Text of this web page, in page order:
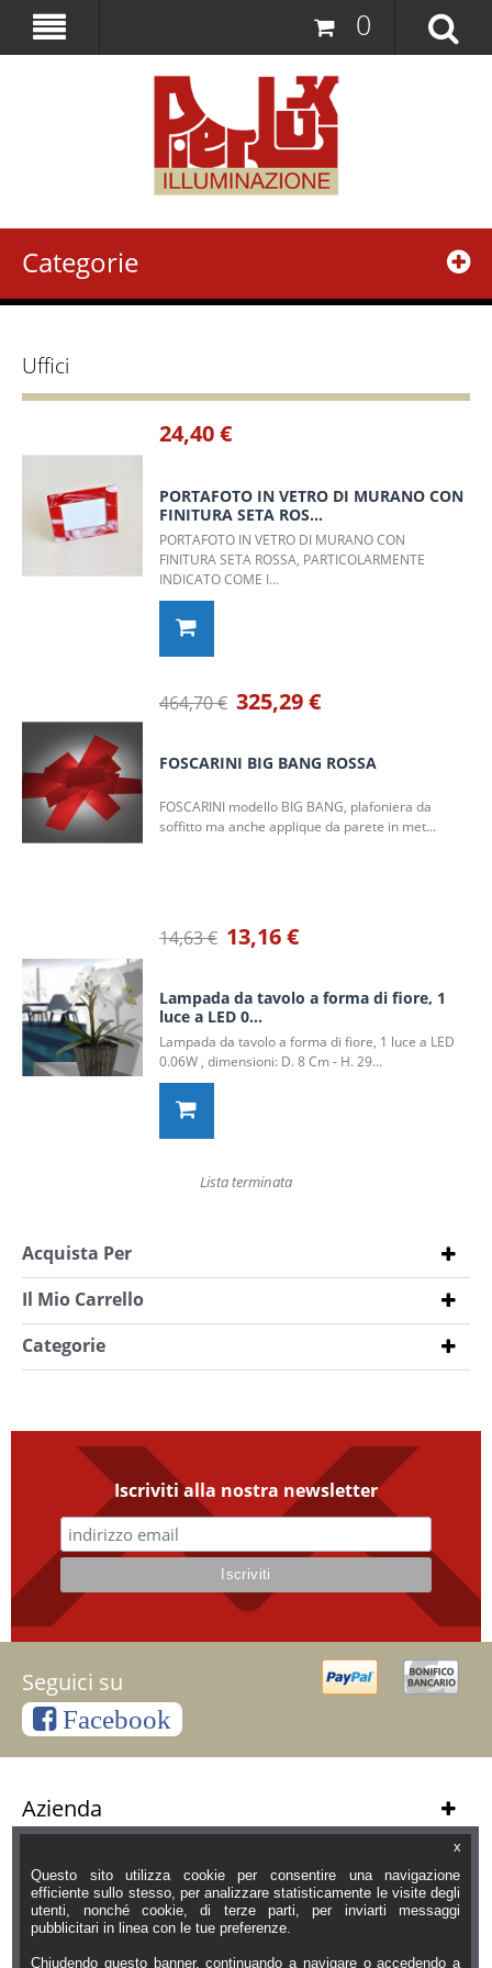
0
Categorie
Uffici
24,40 €
PORTAFOTO IN VETRO DI MURANO CON
FINITURA SETA ROS...
PORTAFOTO IN VETRO DI MURANO CON
FINITURA SETA ROSSA, PARTICOLARMENTE
INDICATO COME I...
464,70 € 325,29 €
FOSCARINI BIG BANG ROSSA
FOSCARINI modello BIG BANG, plafoniera da
soffitto ma anche applique da parete in met...
14,63 € 13,16 €
Lampada da tavolo a forma di fiore, 1
luce a LED 0...
Lampada da tavolo a forma di fiore, 1 luce a LED
0.06W , dimensioni: D. 8 Cm - H. 29...
Lista terminata
Acquista Per
Il Mio Carrello
Categorie
Iscriviti alla nostra newsletter
Seguici su
Facebook
Azienda
Informazioni
Orari Negozio
x
Questo sito utilizza cookie per consentire una navigazione
efficiente sullo stesso, per analizzare statisticamente le visite degli
utenti, nonché cookie, di terze parti, per inviarti messaggi
pubblicitari in linea con le tue preferenze.
Chiudendo questo banner, continuando a navigare o accedendo a